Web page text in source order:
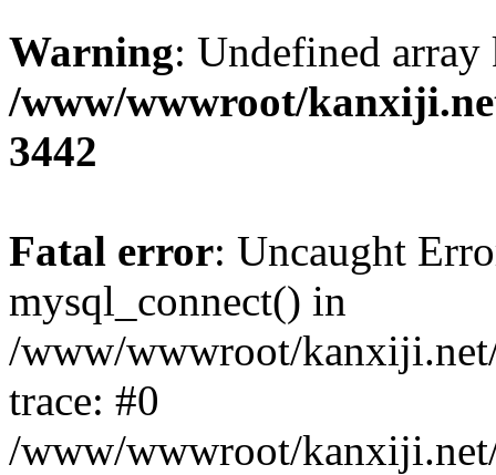
Warning: Undefined
/www/wwwroot/
3442
Fatal error: Uncaught
mysql_connect() in
/www/wwwroot/
trace: #0
/www/wwwroot/